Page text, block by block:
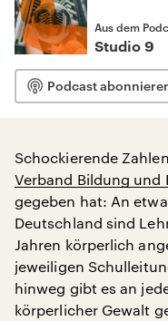
Aus dem
Studio 9
Podcast
Schockierende
Verband Bildung und
gegeben hat: An
Deutschland sind
Jahren körperlich
jeweiligen
hinweg gibt es an
körperlicher Gewalt